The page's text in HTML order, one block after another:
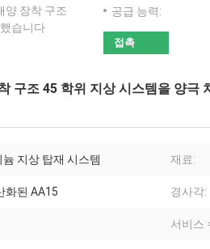
양 장착 구조
습니다
공급 능력:
접촉
구조 45 학위 지상 시스템을 양극
늄 지상 탑재 시스템 재료:
화된 AA15 경사각:
서비스